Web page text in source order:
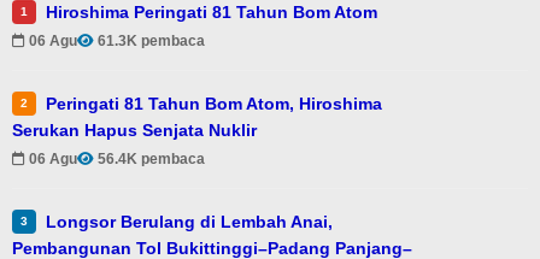
1 Hiroshima Peringati 81 Tahun Bom Atom
06 Agu 61.3K pembaca
2
Peringati 81 Tahun Bom Atom, Hiroshima
Serukan Hapus Senjata Nuklir
06 Agu 56.4K pembaca
3
Longsor Berulang di Lembah Anai,
Pembangunan Tol Bukittinggi–Padang Panjang–